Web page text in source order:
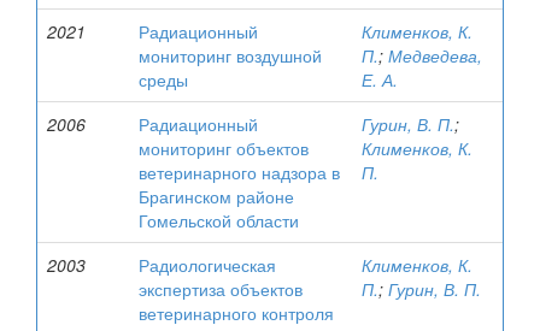
2021
Радиационный
мониторинг воздушной
среды
Клименков, К.
П.; Медведева,
Е. А.
2006
Радиационный
мониторинг объектов
ветеринарного надзора в
Брагинском районе
Гомельской области
Гурин, В. П.;
Клименков, К.
П.
2003
Радиологическая
экспертиза объектов
ветеринарного контроля
Клименков, К.
П.; Гурин, В. П.